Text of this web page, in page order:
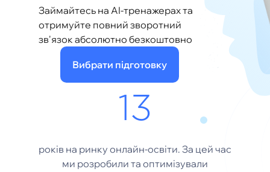
Займайтесь на AI-тренажерах та
отримуйте повний зворотний
зв'язок абсолютно безкоштовно
Вибрати підготовку
13
років на ринку онлайн-освіти. За цей час
ми розробили та оптимізували